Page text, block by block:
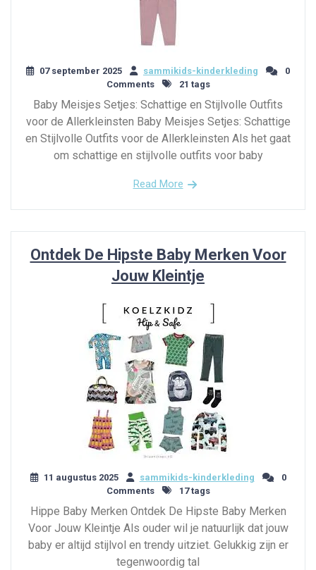
07 september 2025 sammikids-kinderkleding
0
Comments
21 tags
Baby Meisjes Setjes: Schattige en Stijlvolle Outfits
voor de Allerkleinsten Baby Meisjes Setjes: Schattige
en Stijlvolle Outfits voor de Allerkleinsten Als het gaat
om schattige en stijlvolle outfits voor baby
Read More
Ontdek De Hipste Baby Merken Voor
Jouw Kleintje
11 augustus 2025 sammikids-kinderkleding
0
Comments
17 tags
Hippe Baby Merken Ontdek De Hipste Baby Merken
Voor Jouw Kleintje Als ouder wil je natuurlijk dat jouw
baby er altijd stijlvol en trendy uitziet. Gelukkig zijn er
tegenwoordig tal